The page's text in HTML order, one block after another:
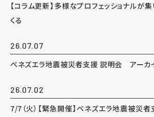
【コラム更新】多様なプロフェッショナルが
くる
26.07.07
ベネズエラ地震被災者支援 説明会 アーカ
26.07.02
7/7（火）【緊急開催】ベネズエラ地震被災